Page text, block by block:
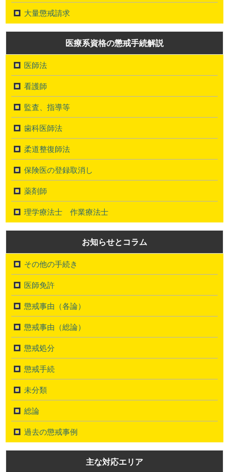
大量懲戒請求
医療系資格の懲戒手続解説
医師法
看護師
監査、指導等
歯科医師法
柔道整復師法
保険医の登録取消し
薬剤師
理学療法士 作業療法士
お知らせとコラム
その他の手続き
医師免許
懲戒事由（各論）
懲戒事由（総論）
懲戒処分
懲戒手続
未分類
総論
過去の懲戒事例
主な対応エリア